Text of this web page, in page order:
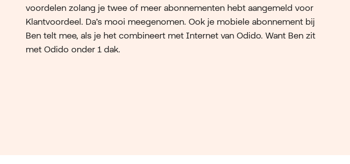
voordelen zolang je twee of meer abonnementen hebt aangemeld voor
Klantvoordeel. Da’s mooi meegenomen. Ook je mobiele abonnement bij
Ben telt mee, als je het combineert met Internet van Odido. Want Ben zit
met Odido onder 1 dak.